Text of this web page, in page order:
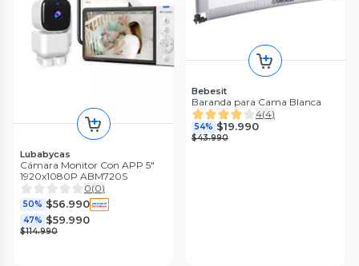
Lubabycas
Cámara Monitor Con APP 5″
1920x1080P ABM720S
0(0)
50% $56.990
47% $59.990
$114.990
Bebesit
Baranda para Cama Blanca
4(4)
54% $19.990
$43.990